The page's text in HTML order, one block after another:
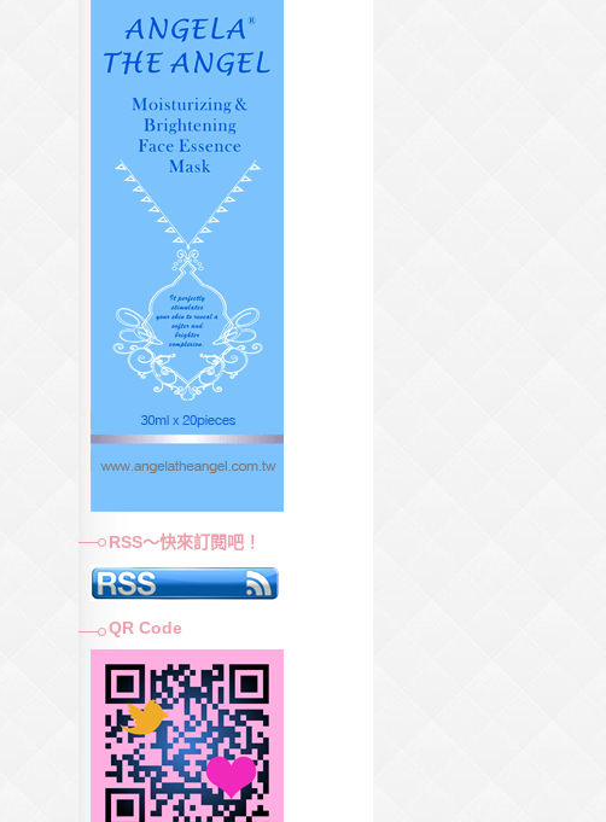
RSS～快來訂閱吧！
QR Code